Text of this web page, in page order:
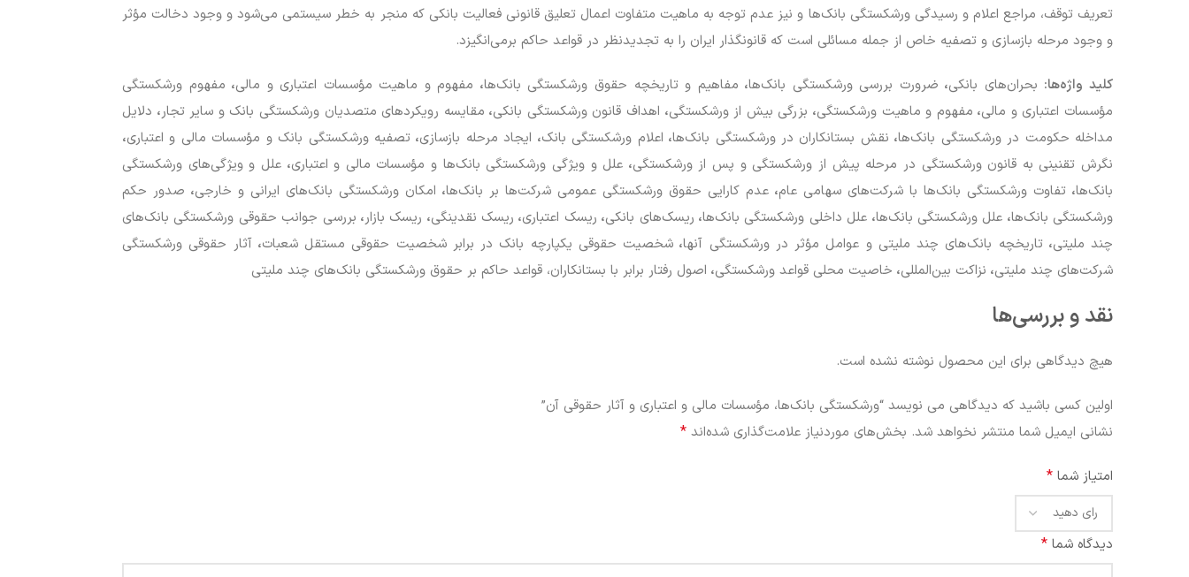
تعریف توقف، مراجع اعلام و رسیدگی ورشکستگی بانک‌ها و نیز عدم توجه به ماهیت متفاوت اعمال تعلیق قانونی فعالیت بانکی که منجر به خطر سیستمی می‌شود و وجود دخالت مؤثر
و وجود مرحله بازسازی و تصفیه خاص از جمله مسائلی است که قانونگذار ایران را به تجدیدنظر در قواعد حاکم برمی‌انگیزد.
کلید واژه‌ها: بحران‌های بانکی، ضرورت بررسی ورشکستگی بانک‌ها، مفاهیم و تاریخچه حقوق ورشکستگی بانک‌ها، مفهوم و ماهیت مؤسسات اعتباری و مالی، مفهوم ورشکستگی
مؤسسات اعتباری و مالی، مفهوم و ماهیت ورشکستگی، بزرگی بیش از ورشکستگی، اهداف قانون ورشکستگی بانکی، مقایسه رویکردهای متصدیان ورشکستگی بانک و سایر تجار، دلایل
مداخله حکومت در ورشکستگی بانک‌ها، نقش بستانکاران در ورشکستگی بانک‌ها، اعلام ورشکستگی بانک، ایجاد مرحله بازسازی، تصفیه ورشکستگی بانک و مؤسسات مالی و اعتباری،
نگرش تقنینی به قانون ورشکستگی در مرحله پیش از ورشکستگی و پس از ورشکستگی، علل و ویژگی ورشکستگی بانک‌ها و مؤسسات مالی و اعتباری،علل و ویژگی‌های ورشکستگی
بانک‌ها، تفاوت ورشکستگی بانک‌ها با شرکت‌های سهامی عام، عدم کارایی حقوق ورشکستگی عمومی شرکت‌ها بر بانک‌ها، امکان ورشکستگی بانک‌های ایرانی و خارجی، صدور حکم
ورشکستگی بانک‌ها، علل ورشکستگی بانک‌ها، علل داخلی ورشکستگی بانک‌ها، ریسک‌های بانکی، ریسک اعتباری، ریسک نقدینگی، ریسک بازار، بررسی جوانب حقوقی ورشکستگی بانک‌های
چند ملیتی، تاریخچه بانک‌های چند ملیتی و عوامل مؤثر در ورشکستگی آنها، شخصیت حقوقی یکپارچه بانک در برابر شخصیت حقوقی مستقل شعبات، آثار حقوقی ورشکستگی
شرکت‌های چند ملیتی، نزاکت بین‌المللی، خاصیت محلی قواعد ورشکستگی، اصول رفتار برابر با بستانکاران، قواعد حاکم بر حقوق ورشکستگی بانک‌های چند ملیتی
نقد و بررسی‌ها
هیچ دیدگاهی برای این محصول نوشته نشده است.
اولین کسی باشید که دیدگاهی می نویسد “ورشکستگی بانک‌ها، مؤسسات مالی و اعتباری و آثار حقوقی آن”
نشانی ایمیل شما منتشر نخواهد شد. بخش‌های موردنیاز علامت‌گذاری شده‌اند *
امتیاز شما *
دیدگاه شما *